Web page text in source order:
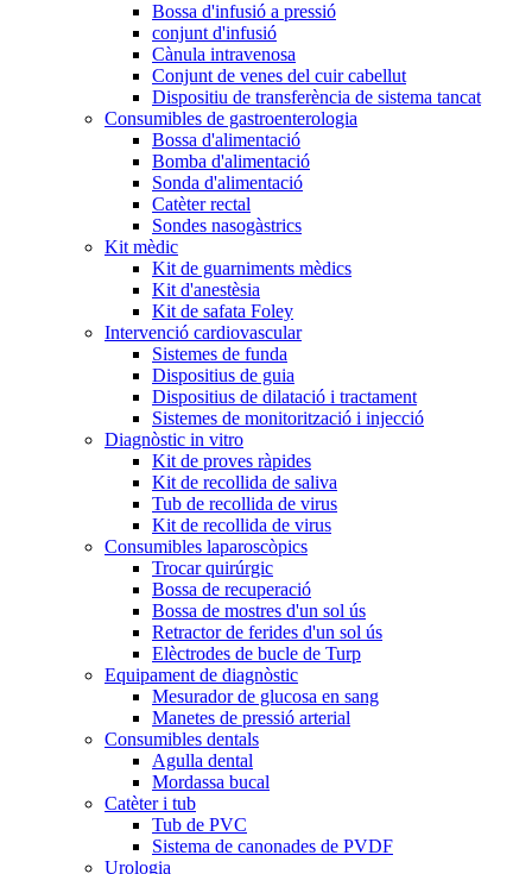
Bossa d'infusió a pressió
conjunt d'infusió
Cànula intravenosa
Conjunt de venes del cuir cabellut
Dispositiu de transferència de sistema tancat
Consumibles de gastroenterologia
Bossa d'alimentació
Bomba d'alimentació
Sonda d'alimentació
Catèter rectal
Sondes nasogàstrics
Kit mèdic
Kit de guarniments mèdics
Kit d'anestèsia
Kit de safata Foley
Intervenció cardiovascular
Sistemes de funda
Dispositius de guia
Dispositius de dilatació i tractament
Sistemes de monitorització i injecció
Diagnòstic in vitro
Kit de proves ràpides
Kit de recollida de saliva
Tub de recollida de virus
Kit de recollida de virus
Consumibles laparoscòpics
Trocar quirúrgic
Bossa de recuperació
Bossa de mostres d'un sol ús
Retractor de ferides d'un sol ús
Elèctrodes de bucle de Turp
Equipament de diagnòstic
Mesurador de glucosa en sang
Manetes de pressió arterial
Consumibles dentals
Agulla dental
Mordassa bucal
Catèter i tub
Tub de PVC
Sistema de canonades de PVDF
Urologia